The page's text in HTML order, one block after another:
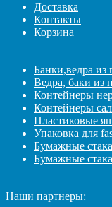
Доставка
Контакты
Корзина
Банки,ведра из
Ведра, баки из
Контейнеры
Контейнеры
Пластиковые
Упаковка для
Бумажные
Бумажные
Наши партнеры: